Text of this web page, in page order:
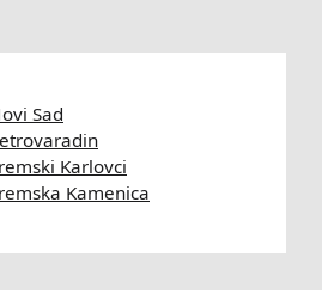
Sad
Karlovci
Kamenica